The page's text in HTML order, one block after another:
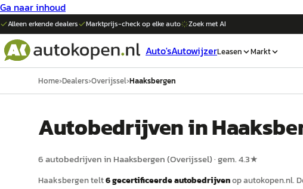
Ga naar inhoud
Alleen erkende dealers Marktprijs-check op elkeauto Zoek met AI
Auto'sAutowijzerLeasen Markt
Home›Dealers›Overijssel›Haaksbergen
Autobedrijven in
6autobedrijven in Haaksbergen(Overijssel)· gem.4.3★
Haaksbergentelt6gecertificeerdeautobedrijvenopautokopen.nl.